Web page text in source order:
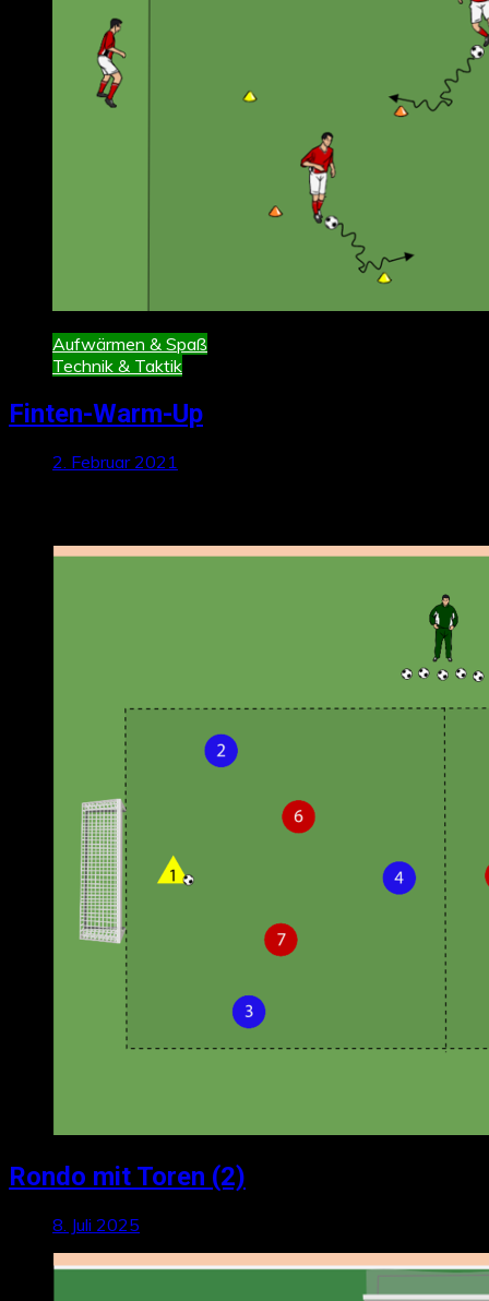
Aufwärmen & Spaß
Technik & Taktik
Finten-Warm-Up
2. Februar 2021
Rondo mit Toren (2)
8. Juli 2025